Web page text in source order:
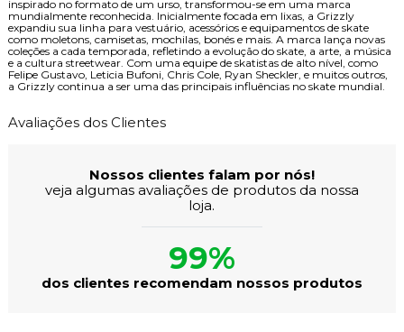
inspirado no formato de um urso, transformou-se em uma marca
mundialmente reconhecida. Inicialmente focada em lixas, a Grizzly
expandiu sua linha para vestuário, acessórios e equipamentos de skate
como moletons, camisetas, mochilas, bonés e mais. A marca lança novas
coleções a cada temporada, refletindo a evolução do skate, a arte, a música
e a cultura streetwear. Com uma equipe de skatistas de alto nível, como
Felipe Gustavo, Leticia Bufoni, Chris Cole, Ryan Sheckler, e muitos outros,
a Grizzly continua a ser uma das principais influências no skate mundial.
Avaliações dos Clientes
Nossos clientes falam por nós!
veja algumas avaliações de produtos da nossa
loja.
99%
dos clientes recomendam nossos produtos